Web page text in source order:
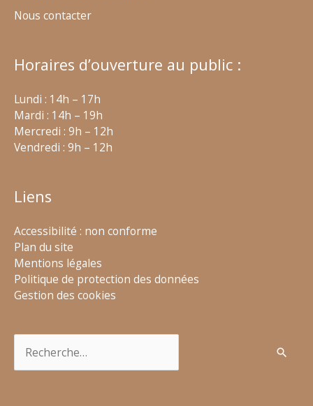
Nous contacter
Horaires d’ouverture au public :
Lundi : 14h – 17h
Mardi : 14h – 19h
Mercredi : 9h – 12h
Vendredi : 9h – 12h
Liens
Accessibilité : non conforme
Plan du site
Mentions légales
Politique de protection des données
Gestion des cookies